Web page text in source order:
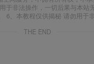
非法操作，一切后果与本
6、本教程仅供揭秘 请勿用于
THE END